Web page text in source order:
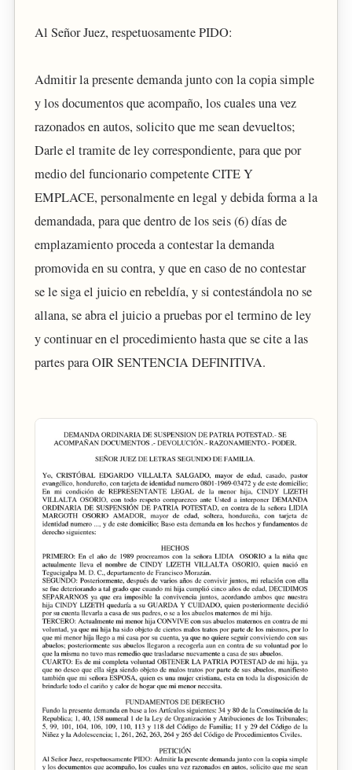
Al Señor Juez, respetuosamente PIDO:
Admitir la presente demanda junto con la copia simple
y los documentos que acompaño, los cuales una vez
razonados en autos, solicito que me sean devueltos;
Darle el tramite de ley correspondiente, para que por
medio del funcionario competente CITE Y
EMPLACE, personalmente en legal y debida forma a la
demandada, para que dentro de los seis (6) días de
emplazamiento proceda a contestar la demanda
promovida en su contra, y que en caso de no contestar
se le siga el juicio en rebeldía, y si contestándola no se
allana, se abra el juicio a pruebas por el termino de ley
y continuar en el procedimiento hasta que se cite a las
partes para OIR SENTENCIA DEFINITIVA.